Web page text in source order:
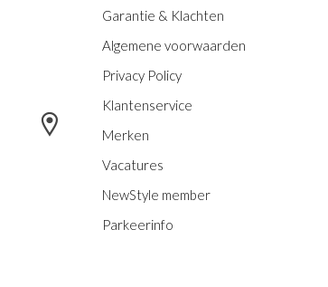
Garantie & Klachten
Algemene voorwaarden
Privacy Policy
Klantenservice
Merken
Vacatures
NewStyle member
Parkeerinfo